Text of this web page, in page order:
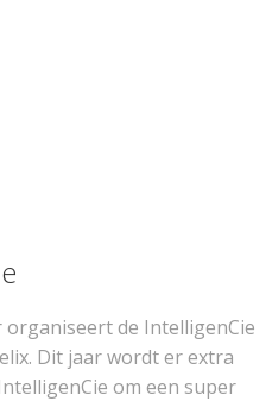
de IntelligenCie
Dit jaar wordt er extra
om een super